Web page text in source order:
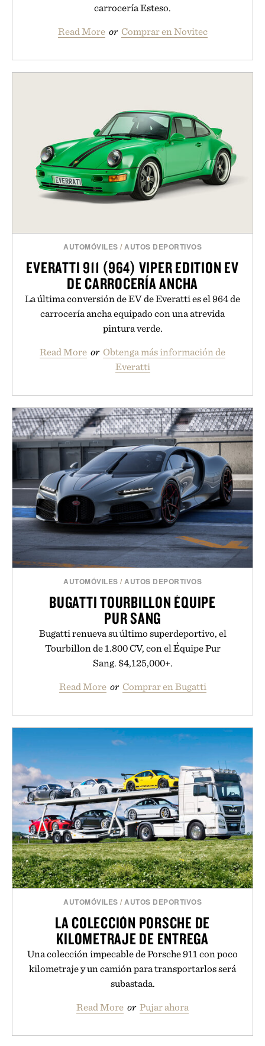
carrocería Esteso.
Read More or Comprar en Novitec
AUTOMÓVILES /AUTOS DEPORTIVOS
EVERATTI 911 (964) VIPER EDITION EV
DE CARROCERÍA ANCHA
La última conversión de EV de Everatti es el 964 de
carrocería ancha equipado con una atrevida
pintura verde.
Read More or Obtenga más información de
Everatti
AUTOMÓVILES /AUTOS DEPORTIVOS
BUGATTI TOURBILLON ÉQUIPE
PUR SANG
Bugatti renueva su último superdeportivo, el
Tourbillon de 1.800 CV, con el Équipe Pur
Sang. $4,125,000+.
Read More or Comprar en Bugatti
AUTOMÓVILES /AUTOS DEPORTIVOS
LA COLECCIÓN PORSCHE DE
KILOMETRAJE DE ENTREGA
Una colección impecable de Porsche 911 con poco
kilometraje y un camión para transportarlos será
subastada.
Read More or Pujar ahora